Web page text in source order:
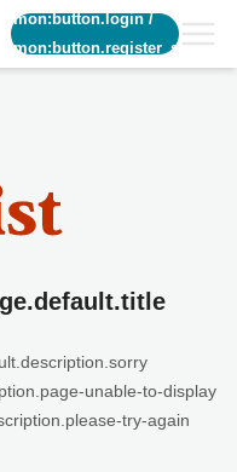
/
unable-to-display
try-again